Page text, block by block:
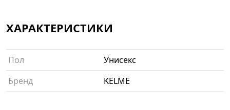
ХАРАКТЕРИСТИКИ
Пол
Унисекс
Бренд
KELME